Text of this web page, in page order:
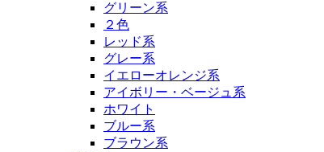
グリーン系
２色
レッド系
グレー系
イエローオレンジ系
アイボリー・ベージュ系
ホワイト
ブルー系
ブラウン系